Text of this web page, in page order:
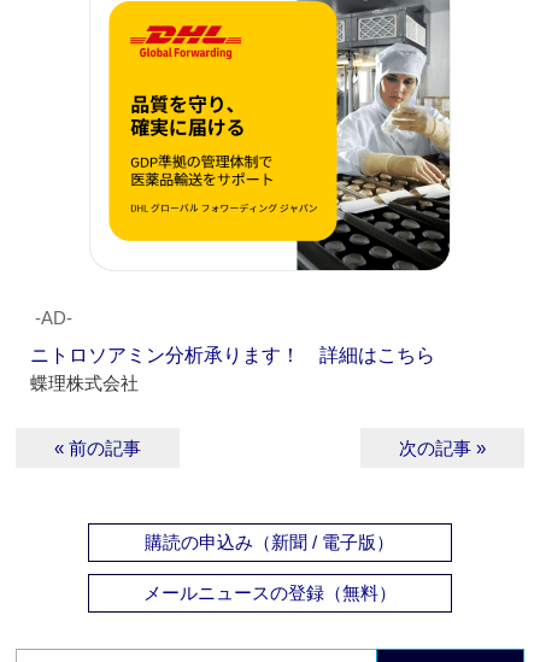
‐AD‐
ニトロソアミン分析承ります！ 詳細はこちら
蝶理株式会社
« 前の記事 次の記事 »
購読の申込み（新聞 / 電子版）
メールニュースの登録（無料）